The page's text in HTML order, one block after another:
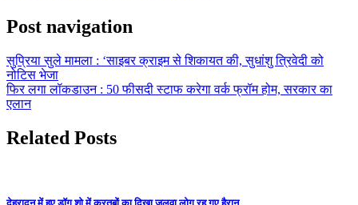
Post navigation
सुप्रिया सुले मामला : ‘साइबर क्राइम से शिकायत की, सुधांशु त्रिवेदी को
नोटिस भेजा
फिर लगा लॉकडाउन : 50 फीसदी स्टाफ करेगा वर्क फ्रॉम होम, सरकार का
एलान
Related Posts